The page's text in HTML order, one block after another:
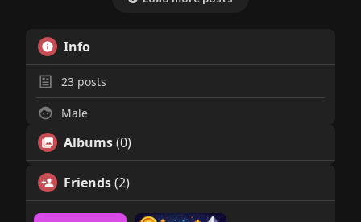
Info
23 posts
Male
Albums(0)
Friends(2)